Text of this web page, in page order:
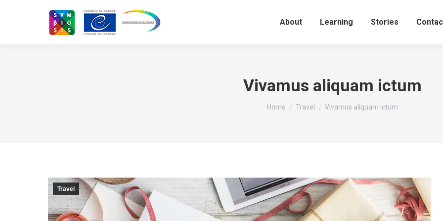
About Learning Stories
Vivamus aliquam ictum
You are here:
Home Travel Vivamus aliquam ictum
Travel